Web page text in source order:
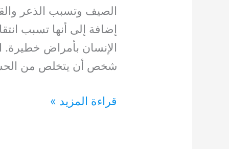
الصيف وتسبب الذعر
إضافة إلى أنها تسبب
الإنسان بأمراض
شخص أن يتخلص من
افضل
قراءة المزيد »